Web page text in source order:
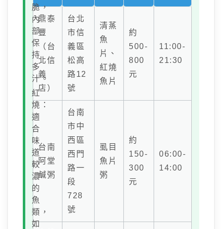
脆，
內
部
保
持
多
汁。
紅
燒：
適
合
味
道
較
濃
的
魚
類，
如
鼎泰
豐
（台
北信
義
店）
台北
市信
義區
松高
路12
號
清蒸
魚
片、
紅燒
魚片
約
500-
800
元
11:00-
21:30
台南
阿堂
鹹粥
台南
市中
西區
西門
路一
段
728
號
虱目
魚片
粥
約
150-
300
元
06:00-
14:00